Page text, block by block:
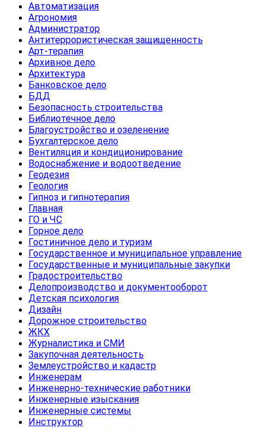
Автоматизация
Агрономия
Администратор
Антитеррористическая защищенность
Арт-терапия
Архивное дело
Архитектура
Банковское дело
БДД
Безопасность строительства
Библиотечное дело
Благоустройство и озеленение
Бухгалтерское дело
Вентиляция и кондиционирование
Водоснабжение и водоотведение
Геодезия
Геология
Гипноз и гипнотерапия
Главная
ГО и ЧС
Горное дело
Гостиничное дело и туризм
Государственное и муниципальное управление
Государственные и муниципальные закупки
Градостроительство
Делопроизводство и документооборот
Детская психология
Дизайн
Дорожное строительство
ЖКХ
Журналистика и СМИ
Закупочная деятельность
Землеустройство и кадастр
Инженерам
Инженерно-технические работники
Инженерные изыскания
Инженерные системы
Инструктор